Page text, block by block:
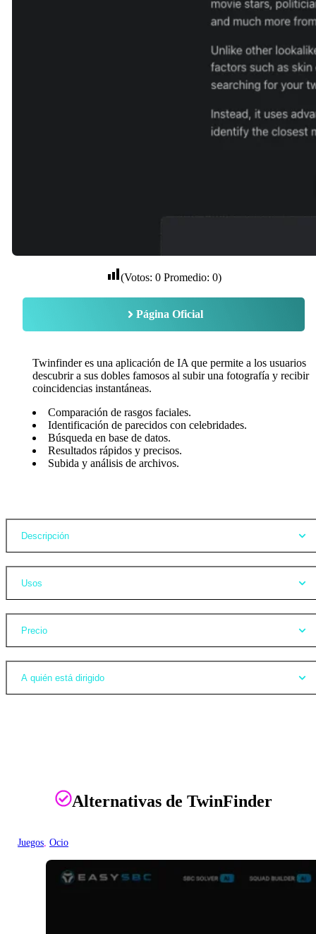
(Votos: 0Promedio: 0)
Página Oficial
Twinfinder es una aplicación de IA que permite a los usuarios
descubrir a sus dobles famosos al subir una fotografía y recibir
coincidencias instantáneas.
Comparación de rasgos faciales.
Identificación de parecidos con celebridades.
Búsqueda en base de datos.
Resultados rápidos y precisos.
Subida y análisis de archivos.
Descripción
Usos
Precio
A quién está dirigido
Alternativas de TwinFinder
Juegos, Ocio